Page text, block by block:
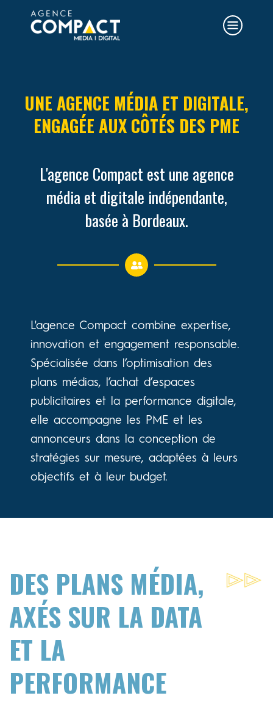
UNE AGENCE MÉDIA ET DIGITALE,
ENGAGÉE AUX CÔTÉS DES PME
L'agence Compact est une agence
média et digitale indépendante,
basée à Bordeaux.
L'agence Compact combine expertise,
innovation et engagement responsable.
Spécialisée dans l’optimisation des
plans médias, l’achat d’espaces
publicitaires et la performance digitale,
elle accompagne les PME et les
annonceurs dans la conception de
stratégies sur mesure, adaptées à leurs
objectifs et à leur budget.
DES PLANS MÉDIA,
AXÉS SUR LA DATA
ET LA
PERFORMANCE